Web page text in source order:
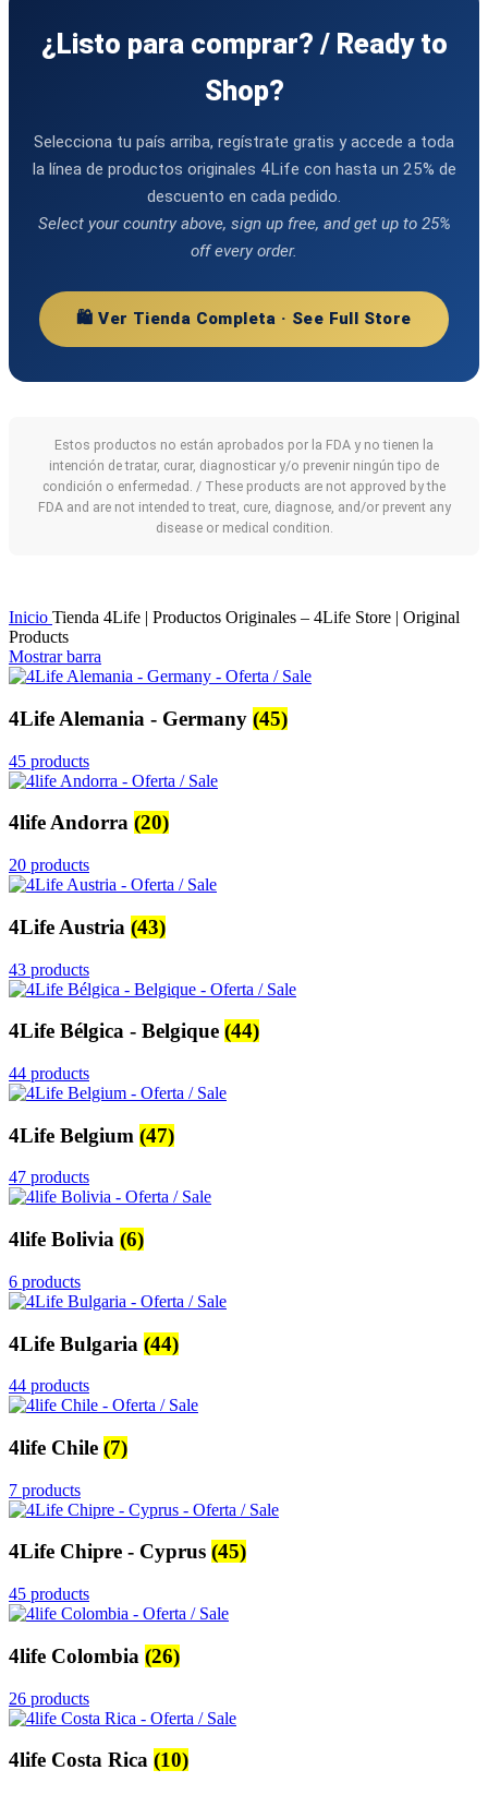
¿Listo para comprar? / Ready to
Shop?
Selecciona tu país arriba, regístrate gratis y accede a toda
la línea de productos originales 4Life con hasta un 25% de
descuento en cada pedido.
Select your country above, sign up free, and get up to 25%
off every order.
🛍️ Ver Tienda Completa · See Full Store
Estos productos no están aprobados por la FDA y no tienen la
intención de tratar, curar, diagnosticar y/o prevenir ningún tipo de
condición o enfermedad. / These products are not approved by the
FDA and are not intended to treat, cure, diagnose, and/or prevent any
disease or medical condition.
Inicio Tienda 4Life | Productos Originales – 4Life Store | Original
Products
Mostrar barra
4Life Alemania - Germany (45)
45 products
4life Andorra (20)
20 products
4Life Austria (43)
43 products
4Life Bélgica - Belgique (44)
44 products
4Life Belgium (47)
47 products
4life Bolivia (6)
6 products
4Life Bulgaria (44)
44 products
4life Chile (7)
7 products
4Life Chipre - Cyprus (45)
45 products
4life Colombia (26)
26 products
4life Costa Rica (10)